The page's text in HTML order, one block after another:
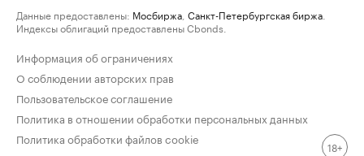
Данные предоставлены: Мосбиржа Санкт-Петербургская биржа
Индексы облигаций предоставлены Cbonds.
Информация об ограничениях
О соблюдении авторских прав
Пользовательское соглашение
Политика в отношении обработки персональных данных
Политика обработки файлов cookie
18+